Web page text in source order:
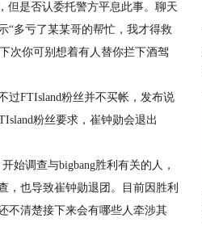
但是否认委托警方平息此事。聊天
“多亏了某某哥的帮忙，我才得救
次你可别想着有人替你拦下酒驾
FTIsland粉丝并不买帐，发布说
粉丝要求，崔钟勋会退出
调查与bigbang胜利有关的人，
，也导致崔钟勋退团。目前因胜利
不清楚接下来会有哪些人牵涉其